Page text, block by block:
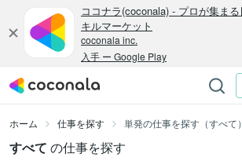
ホーム 仕事を探す 単発の仕事を探す（すべて）
すべて の仕事を探す